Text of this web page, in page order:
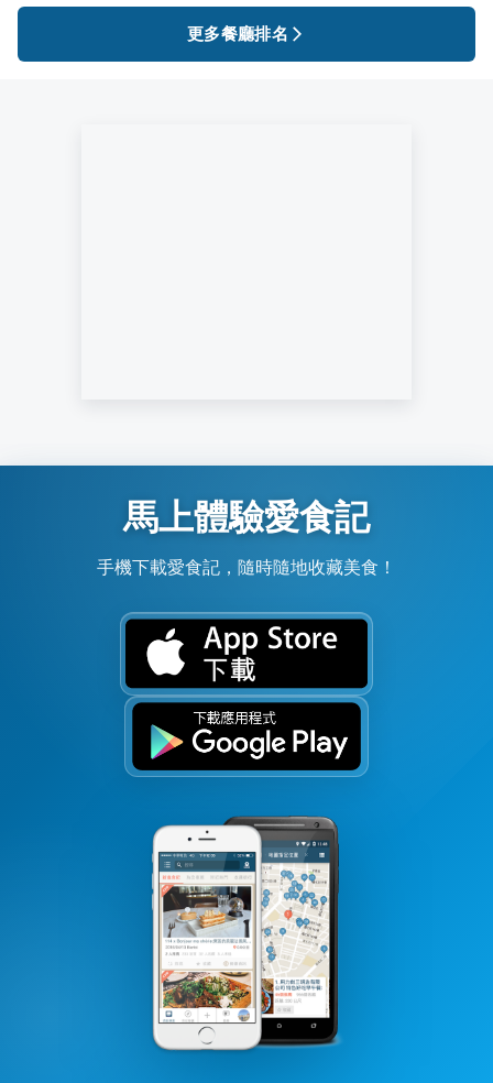
更多餐廳排名
馬上體驗愛食記
手機下載愛食記，隨時隨地收藏美食！